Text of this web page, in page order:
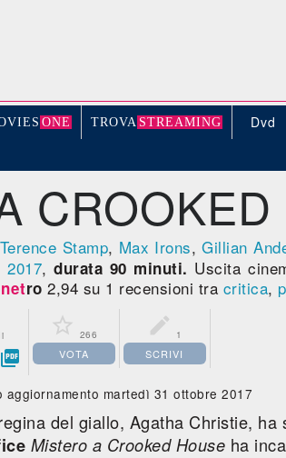
S ONE TROVA STREAMING Dvd
Terence Stamp, Max Irons,Gillian
2017,durata 90 minuti. Uscita
netro 2,94 su 1 recensioni tra critica,

 266
VOTA
 1
SCRIVI
aggiornamento martedì 31 ottobre 2017
del giallo, Agatha Christie,
Mistero a Crooked House ha